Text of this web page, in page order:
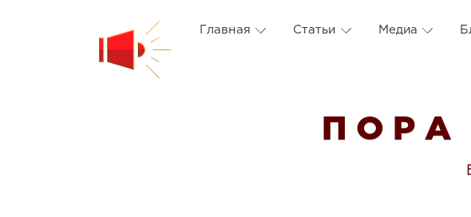
Главная Статьи Медиа
П О Р А